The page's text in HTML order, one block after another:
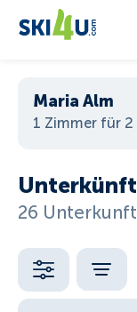
Maria Alm
1 Zimmer für 2
26